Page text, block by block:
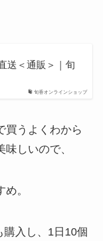
旬香オンラインショップ
送＜通販＞｜旬
買うよくわから
しいので、
。
入し、1日10個